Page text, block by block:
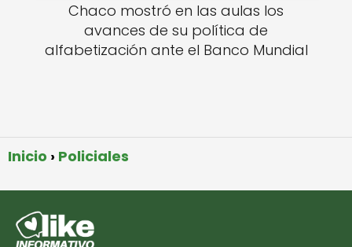
Chaco mostró en las aulas los
avances de su política de
alfabetización ante el Banco Mundial
Inicio Policiales